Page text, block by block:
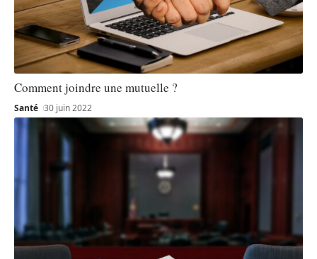
Comment joindre une mutuelle ?
Santé 30 juin 2022